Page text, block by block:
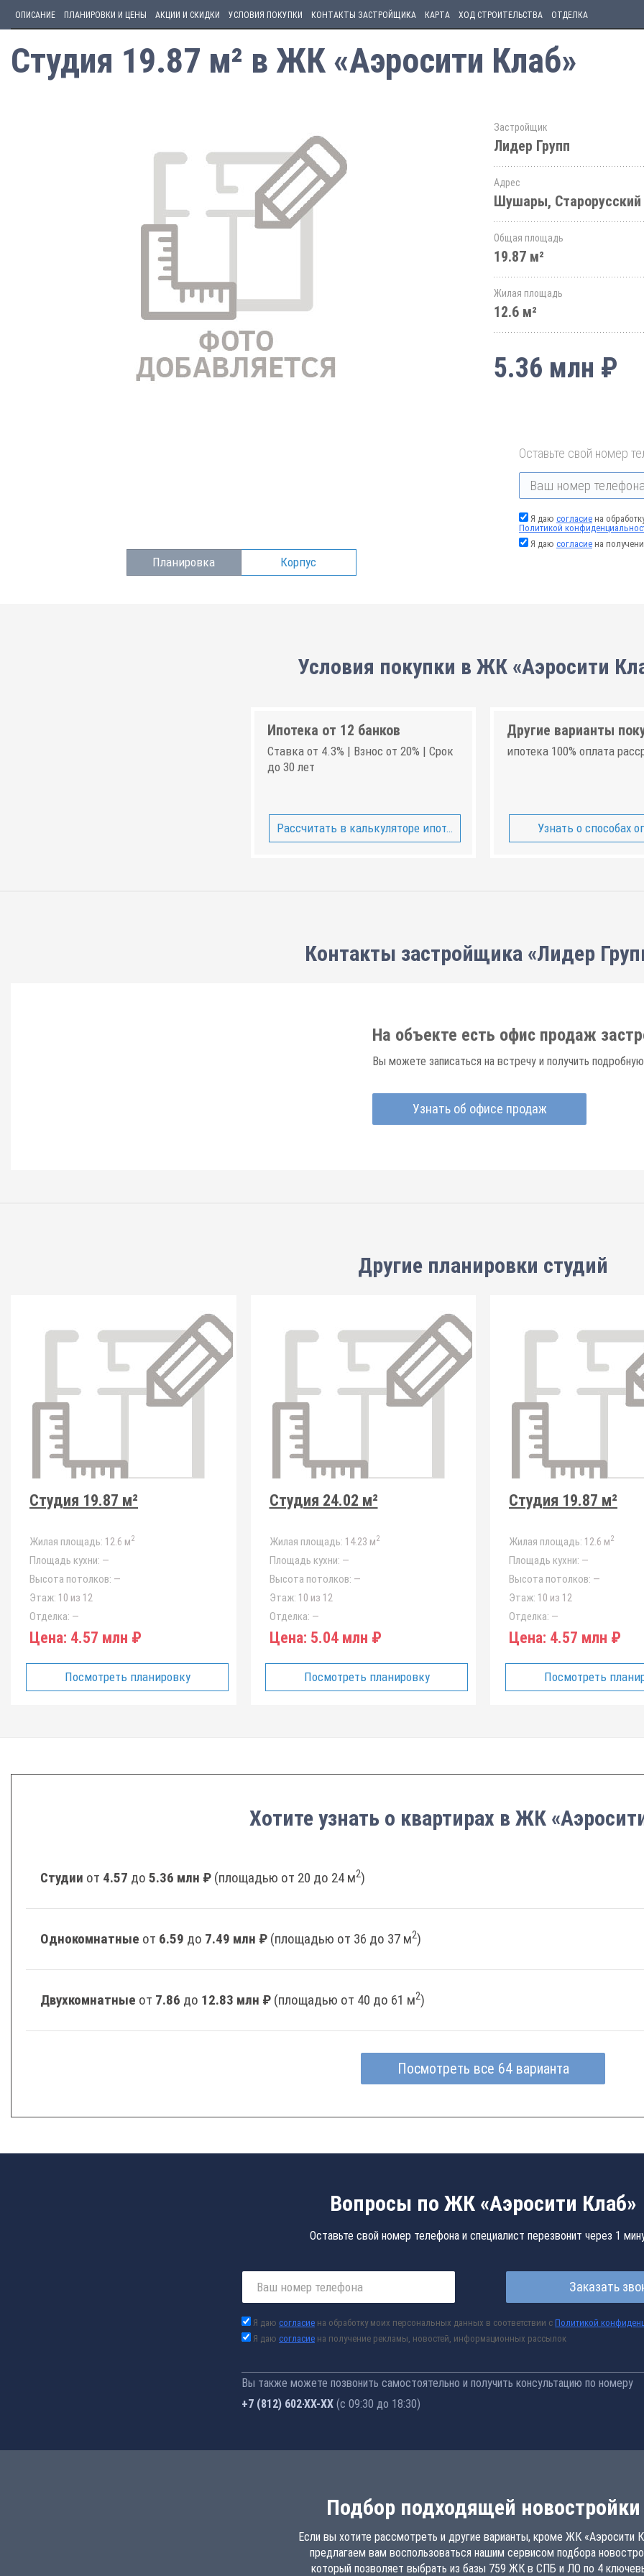
ОПИСАНИЕ ПЛАНИРОВКИ И ЦЕНЫ АКЦИИ И СКИДКИ УСЛОВИЯ ПОКУПКИ КОНТАКТЫ ЗАСТРОЙЩИКА КАРТА ХОД СТРОИТЕЛЬСТВА ОТДЕЛКА
Студия 19.87 м² в ЖК «Аэросити Клаб»
Планировка Корпус
Застройщик
Лидер Групп
Адрес
Шушары, Старорусский
Общая площадь
19.87 м²
Жилая площадь
12.6 м²
5.36 млн ₽
Оставьте свой номер
Я даю согласие на
Политикой
Я даю согласие на
Условия покупки в ЖК «Аэросити
Ипотека от 12 банков
Ставка от 4.3% | Взнос от 20% | Срок
до 30 лет
Рассчитать в калькуляторе ипотеки
Другие варианты
ипотека 100% оплата
Узнать о способах
Контакты застройщика «Лидер
На объекте есть офис продаж
Вы можете записаться на встречу и получить
Узнать об офисе продаж
Другие планировки студий
Студия 19.87 м²
Жилая площадь: 12.6 м2
Площадь кухни: —
Высота потолков: —
Этаж: 10 из 12
Отделка: —
Цена: 4.57 млн ₽
Посмотреть планировку
Студия 24.02 м²
Жилая площадь: 14.23 м2
Площадь кухни: —
Высота потолков: —
Этаж: 10 из 12
Отделка: —
Цена: 5.04 млн ₽
Посмотреть планировку
Студия 19.87 м²
Жилая площадь: 12.6 м2
Площадь кухни: —
Высота потолков: —
Этаж: 10 из 12
Отделка: —
Цена: 4.57 млн ₽
Посмотреть
Хотите узнать о квартирах в ЖК
Студии от 4.57 до 5.36 млн ₽ (площадью от 20 до 24 м2)
Однокомнатные от 6.59 до 7.49 млн ₽ (площадью от 36 до 37 м2)
Двухкомнатные от 7.86 до 12.83 млн ₽ (площадью от 40 до 61 м2)
Посмотреть все 64 варианта
Вопросы по ЖК «Аэросити Клаб»
Оставьте свой номер телефона и специалист перезвонит через 1
Заказать
Я даю согласие на обработку моих персональных данных в соответствии с Политикой
Я даю согласие на получение рекламы, новостей, информационных рассылок
Вы также можете позвонить самостоятельно и получить консультацию по номеру
+7 (812) 602-44-77 (с 09:30 до 18:30)
Подбор подходящей новостройки
Если вы хотите рассмотреть и другие варианты, кроме ЖК «Аэросити
предлагаем вам воспользоваться нашим сервисом подбора
который позволяет выбрать из базы 759 ЖК в СПБ и ЛО по 4